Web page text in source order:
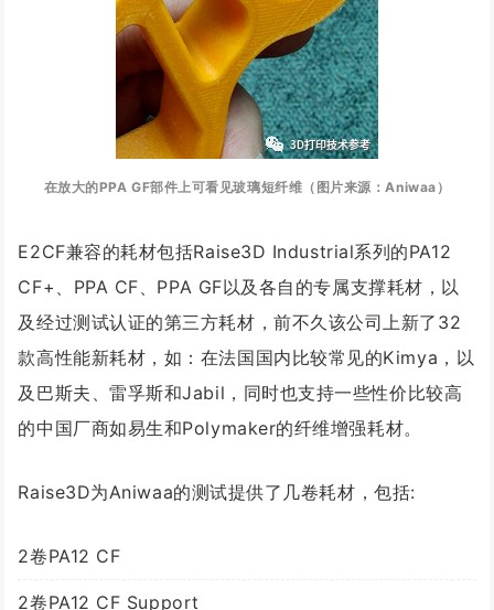
在放大的PPA GF部件上可看见玻璃短纤维（图片来源：Aniwaa）
E2CF兼容的耗材包括Raise3D Industrial系列的PA12
CF+、PPA CF、PPA GF以及各自的专属支撑耗材，以
及经过测试认证的第三方耗材，前不久该公司上新了32
款高性能新耗材，如：在法国国内比较常见的Kimya，以
及巴斯夫、雷孚斯和Jabil，同时也支持一些性价比较高
的中国厂商如易生和Polymaker的纤维增强耗材。
Raise3D为Aniwaa的测试提供了几卷耗材，包括:
2卷PA12 CF
2卷PA12 CF Support